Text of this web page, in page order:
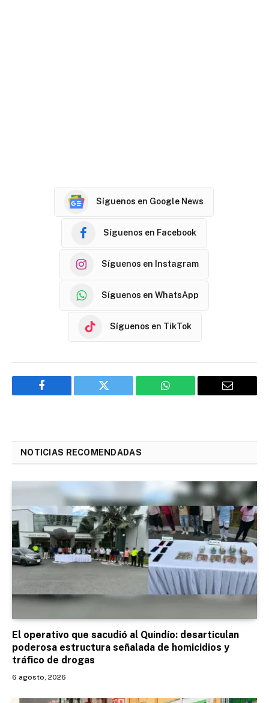
Síguenos en Google News
Síguenos en Facebook
Síguenos en Instagram
Síguenos en WhatsApp
Síguenos en TikTok
Facebook Twitter WhatsApp Email
NOTICIAS RECOMENDADAS
El operativo que sacudió al Quindío: desarticulan
poderosa estructura señalada de homicidios y
tráfico de drogas
6 agosto, 2026